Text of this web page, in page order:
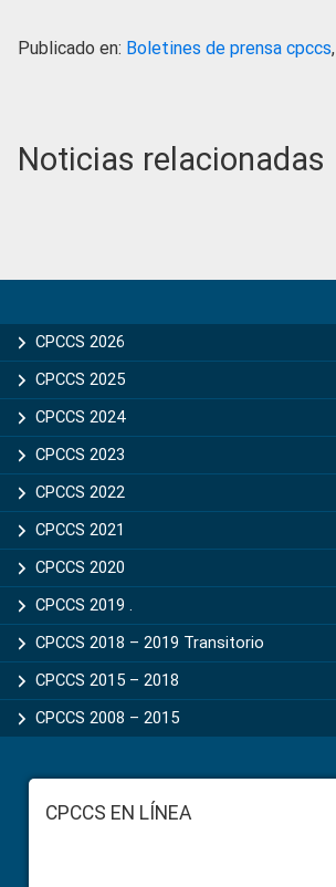
Publicado en: Boletines de prensa cpccs,
Noticias relacionadas
Sidebar
CPCCS 2026
CPCCS 2025
CPCCS 2024
CPCCS 2023
CPCCS 2022
CPCCS 2021
CPCCS 2020
CPCCS 2019 .
CPCCS 2018 – 2019 Transitorio
CPCCS 2015 – 2018
CPCCS 2008 – 2015
FooterCPCCS EN LÍNEA